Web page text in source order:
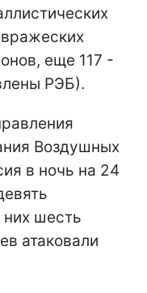
еще 117 -
РЭБ).
Воздушных
в ночь на 24
них шесть
атаковали